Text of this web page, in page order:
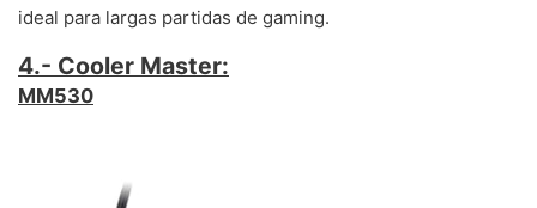
ideal para largas partidas de gaming.
4.- Cooler Master:
MM530